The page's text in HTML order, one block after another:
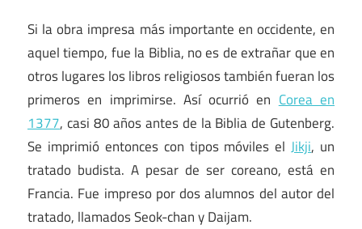
Si la obra impresa más importante en occidente, en
aquel tiempo, fue la Biblia, no es de extrañar que en
otros lugares los libros religiosos también fueran los
primeros en imprimirse. Así ocurrió enCorea en
1377, casi 80 años antes de la Biblia de Gutenberg.
Se imprimió entonces con tipos móviles elJikji, un
tratado budista. A pesar de ser coreano, está en
Francia. Fue impreso por dos alumnos del autor del
tratado, llamados Seok-chan y Daijam.